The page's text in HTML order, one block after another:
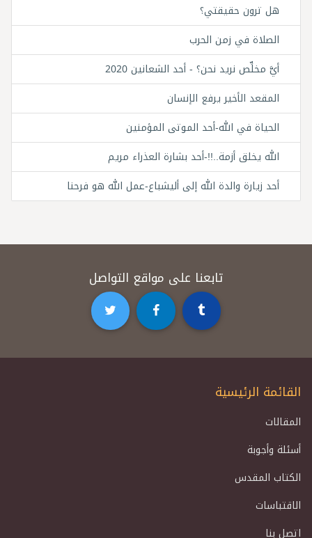
هل ترون حقيقتي؟
الصلاة في زمن الحرب
أيَّ مخلِّص نريد نحن؟ - أحد الشعانين 2020
المقعد الأخير يرفع الإنسان
الحياة في الله-أحد الموتى المؤمنين
الله يخلق أزمة..!!-أحد بشارة العذراء مريم
أحد زيارة والدة الله إلى أليشباع-عمل الله هو فرحنا
تابعنا على مواقع التواصل
القائمة الرئيسية
المقالات
أسئلة وأجوبة
الكتاب المقدس
الاقتباسات
اتصل بنا